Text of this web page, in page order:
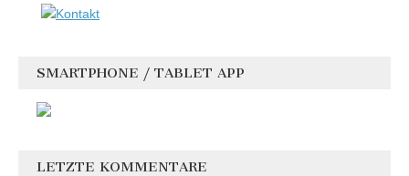
SMARTPHONE / TABLET APP
LETZTE KOMMENTARE